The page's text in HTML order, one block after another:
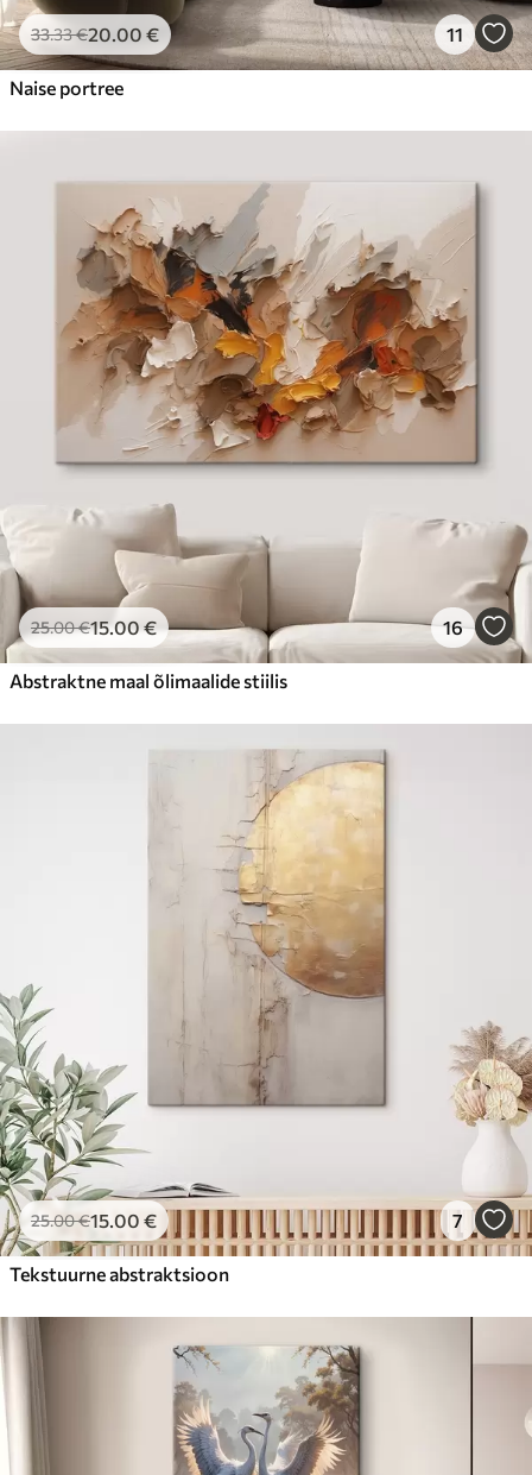
33.33€20.00 € 11
Naise portree
25.00€15.00€ 16
Abstraktne maal õlimaalide stiilis
25.00€15.00 € 7
Tekstuurne abstraktsioon